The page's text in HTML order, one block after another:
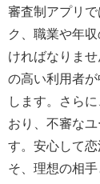
審査制アプリ
ク、職業や年
ければなりま
の高い利用者
します。さら
おり、不審な
す。安心して
そ、理想の相